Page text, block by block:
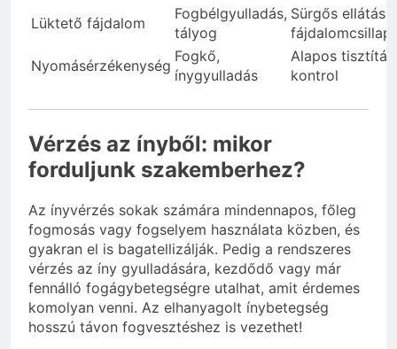
Lüktető fájdalom
Fogbélgyulladás,
tályog
Sürgős ellátás,
Nyomásérzékenység
Fogkő,
ínygyulladás
Alapos tisztítás,
kontrol
Vérzés az ínyből: mikor
forduljunk szakemberhez?
Az ínyvérzés sokak számára mindennapos, főleg
fogmosás vagy fogselyem használata közben, és
gyakran el is bagatellizálják. Pedig a rendszeres
vérzés az íny gyulladására, kezdődő vagy már
fennálló fogágybetegségre utalhat, amit érdemes
komolyan venni. Az elhanyagolt ínybetegség
hosszú távon fogvesztéshez is vezethet!